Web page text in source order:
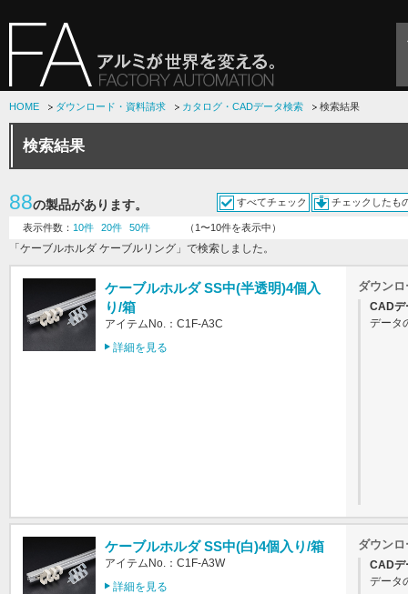
HOME ダウンロード・資料請求 カタログ・CADデータ検索 検索結果
検索結果
88の製品があります。 すべてチェック チェックしたも
表示件数： 10件 20件 50件 （1〜10件を表示中）
「ケーブルホルダ ケーブルリング」で検索しました。
ケーブルホルダ SS中(半透明)4個入
り/箱
アイテムNo.：C1F-A3C
詳細を見る
ダウンロ
CADデ
データ
ケーブルホルダ SS中(白)4個入り/箱
アイテムNo.：C1F-A3W
詳細を見る
ダウンロ
CADデ
データ